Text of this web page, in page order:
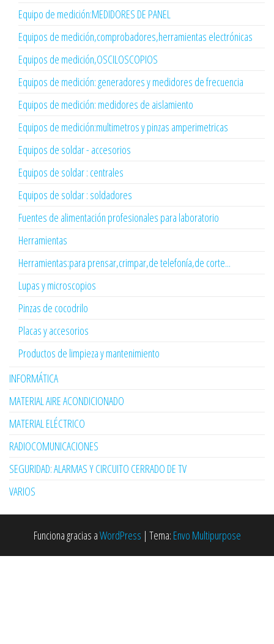
Equipo de medición:MEDIDORES DE PANEL
Equipos de medición,comprobadores,herramientas electrónicas
Equipos de medición,OSCILOSCOPIOS
Equipos de medición: generadores y medidores de frecuencia
Equipos de medición: medidores de aislamiento
Equipos de medición:multimetros y pinzas amperimetricas
Equipos de soldar - accesorios
Equipos de soldar : centrales
Equipos de soldar : soldadores
Fuentes de alimentación profesionales para laboratorio
Herramientas
Herramientas:para prensar,crimpar,de telefonía,de corte...
Lupas y microscopios
Pinzas de cocodrilo
Placas y accesorios
Productos de limpieza y mantenimiento
INFORMÁTICA
MATERIAL AIRE ACONDICIONADO
MATERIAL ELÉCTRICO
RADIOCOMUNICACIONES
SEGURIDAD: ALARMAS Y CIRCUITO CERRADO DE TV
VARIOS
Funciona gracias aWordPress | Tema: Envo Multipurpose